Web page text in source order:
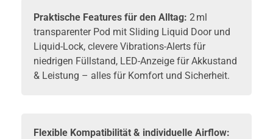
Praktische Features für den Alltag: 2 ml
transparenter Pod mit Sliding Liquid Door und
Liquid-Lock, clevere Vibrations-Alerts für
niedrigen Füllstand, LED-Anzeige für Akkustand
& Leistung – alles für Komfort und Sicherheit.
Flexible Kompatibilität & individuelle Airflow: